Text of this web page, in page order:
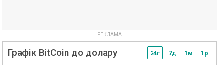
Графік BitCoin до долару 24г 7д 1м 1р